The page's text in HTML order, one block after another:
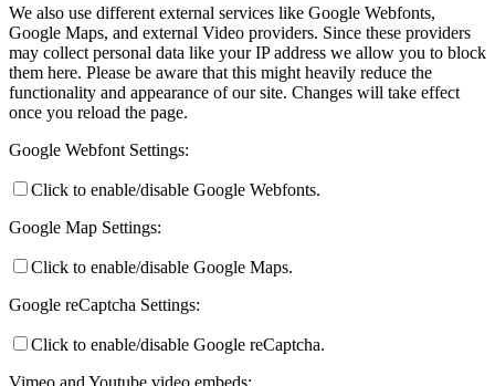
We also use different external services like Google Webfonts,
Google Maps, and external Video providers. Since these providers
may collect personal data like your IP address we allow you to block
them here. Please be aware that this might heavily reduce the
functionality and appearance of our site. Changes will take effect
once you reload the page.
Google Webfont Settings:
Click to enable/disable Google Webfonts.
Google Map Settings:
Click to enable/disable Google Maps.
Google reCaptcha Settings:
Click to enable/disable Google reCaptcha.
Vimeo and Youtube video embeds: